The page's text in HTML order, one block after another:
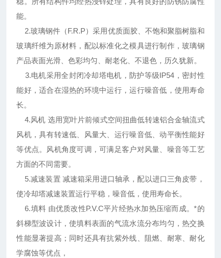
能。
2.玻璃钢件（F.R.P）采用优质面胶、不饱和聚脂树脂和
玻璃纤维为原材料，配以标准化之模具进行制作，玻璃钢
产品表面光滑、色彩均匀、耐老化、不退色，历久犹新。
3.电机采用全封闭冷却塔电机，防护等级IP54，密封性
能好，适合在湿热的环境中运行，运行噪音低，使用寿命
长。
4.风机 选用宽叶片前倾式空间扭曲低转速铝合金轴流式
风机，具有转速低、风量大、运行噪音低、动平衡性能好
等优点。风机角度可调，可满足客户对风量、噪音等工艺
方面的不同需要。
5.减速装置 减速箱采用进口轴承，配以进口三角皮带，
使冷却塔减速装置运行平稳，噪音低，使用寿命长。
6.填料 由优质改性P.V.C平片经热水加热压缩而成。*的
斜梯型波设计，使填料表面的气流水流分布均匀，热交换
性能显著提高；同时还具有抗紫外线、阻燃、耐寒、耐化
学腐蚀等优点，